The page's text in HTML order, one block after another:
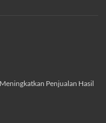
Penjualan Hasil